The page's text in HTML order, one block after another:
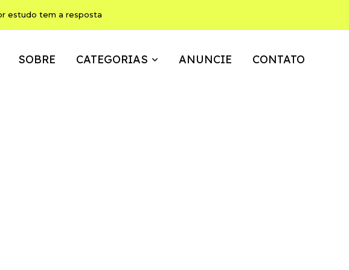
estudo tem a resposta
SOBRE CATEGORIAS ANUNCIE CONTATO